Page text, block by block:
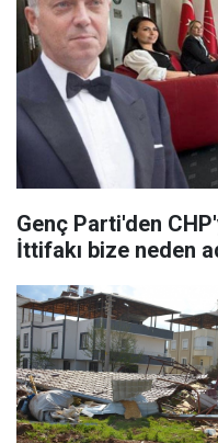
Genç Parti'den
İttifakı bize neden